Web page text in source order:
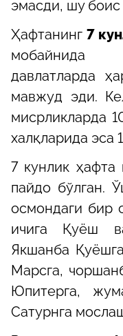
эмасди, шу боис
Ҳафтанинг 7
мобайнида
давлатларда
мавжуд эди.
мисрликларда
халқларида эса
7 кунлик
пайдо бўлган.
осмондаги бир
ичига Қуёш
Якшанба
Марсга,
Юпитерга,
Сатурнга